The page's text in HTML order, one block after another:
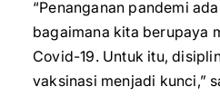
“Penanganan pandemi
bagaimana kita berupaya
Covid-19. Untuk itu,
vaksinasi menjadi kunci,”